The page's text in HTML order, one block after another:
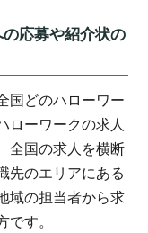
応募や紹介状の
国どのハローワー
ローワークの求人
全国の求人を横断
先のエリアにある
域の担当者から求
す。